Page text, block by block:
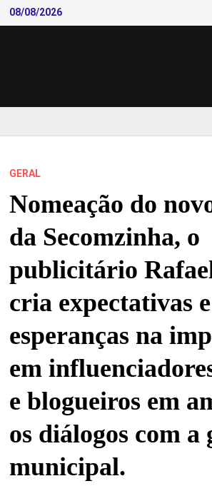
Skip
to
08/08/2026
GERAL
Nomeação do
da Secomzinha, o
publicitário
cria expectativas e
esperanças na
em
e blogueiros em
os diálogos com a
municipal.